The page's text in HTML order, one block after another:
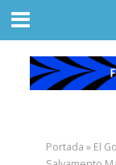
Portada » El